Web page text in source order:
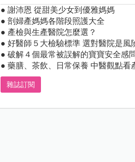
● 謝沛恩 從甜美少女到優雅媽媽
● 剖婦產媽媽各階段照護大全
● 產檢與生產醫院怎麼選？
● 好醫師５大檢驗標準 選對醫院是風
● 破解４個最常被誤解的寶寶安全感
● 藥膳、茶飲、日常保養 中醫觀點看
雜誌訂閱